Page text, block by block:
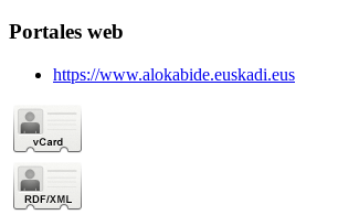
Portales web
https://www.alokabide.euskadi.eus